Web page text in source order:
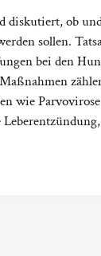
diskutiert, ob
sollen.
bei den
wie
Leberentzündung,